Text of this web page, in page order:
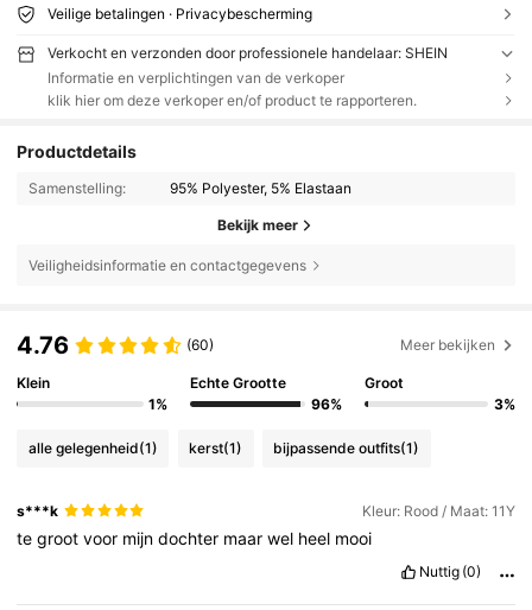
Veilige betalingen · Privacybescherming
Verkocht en verzonden door professionele handelaar: SHEIN
Informatie en verplichtingen van de verkoper
klik hier om deze verkoper en/of product te rapporteren.
Productdetails
Samenstelling: 95% Polyester, 5% Elastaan
Bekijk meer
Veiligheidsinformatie en contactgegevens
4.76 (60) Meer bekijken
Klein
1%
Echte Grootte
96%
Groot
3%
alle gelegenheid(1) kerst(1) bijpassende outfits(1)
s***k Kleur: Rood / Maat: 11Y
tegrootvoor mijndochter maarwel heel mooi
Nuttig (0)